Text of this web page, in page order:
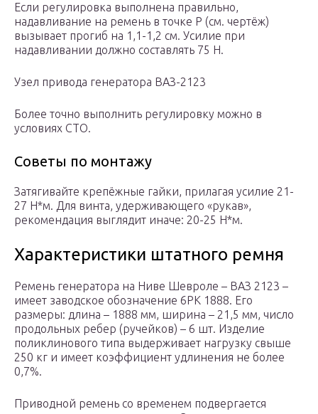
Если регулировка выполнена правильно,
надавливание на ремень в точке P (см. чертёж)
вызывает прогиб на 1,1-1,2 см. Усилие при
надавливании должно составлять 75 Н.
Узел привода генератора ВАЗ-2123
Более точно выполнить регулировку можно в
условиях СТО.
Советы по монтажу
Затягивайте крепёжные гайки, прилагая усилие 21-
27 Н*м. Для винта, удерживающего «рукав»,
рекомендация выглядит иначе: 20-25 Н*м.
Характеристики штатного ремня
Ремень генератора на Ниве Шевроле – ВАЗ 2123 –
имеет заводское обозначение 6РК 1888. Его
размеры: длина – 1888 мм, ширина – 21,5 мм, число
продольных ребер (ручейков) – 6 шт. Изделие
поликлинового типа выдерживает нагрузку свыше
250 кг и имеет коэффициент удлинения не более
0,7%.
Приводной ремень со временем подвергается